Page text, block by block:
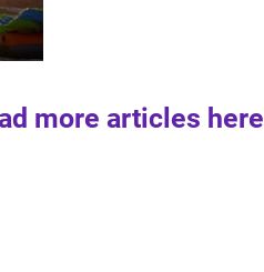
more articles here